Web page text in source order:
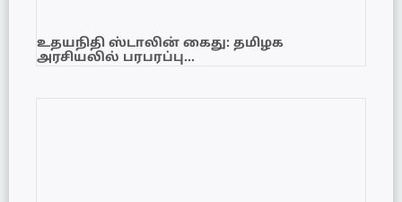
உதயநிதி ஸ்டாலின் கைது: தமிழக
அரசியலில் பரபரப்பு…